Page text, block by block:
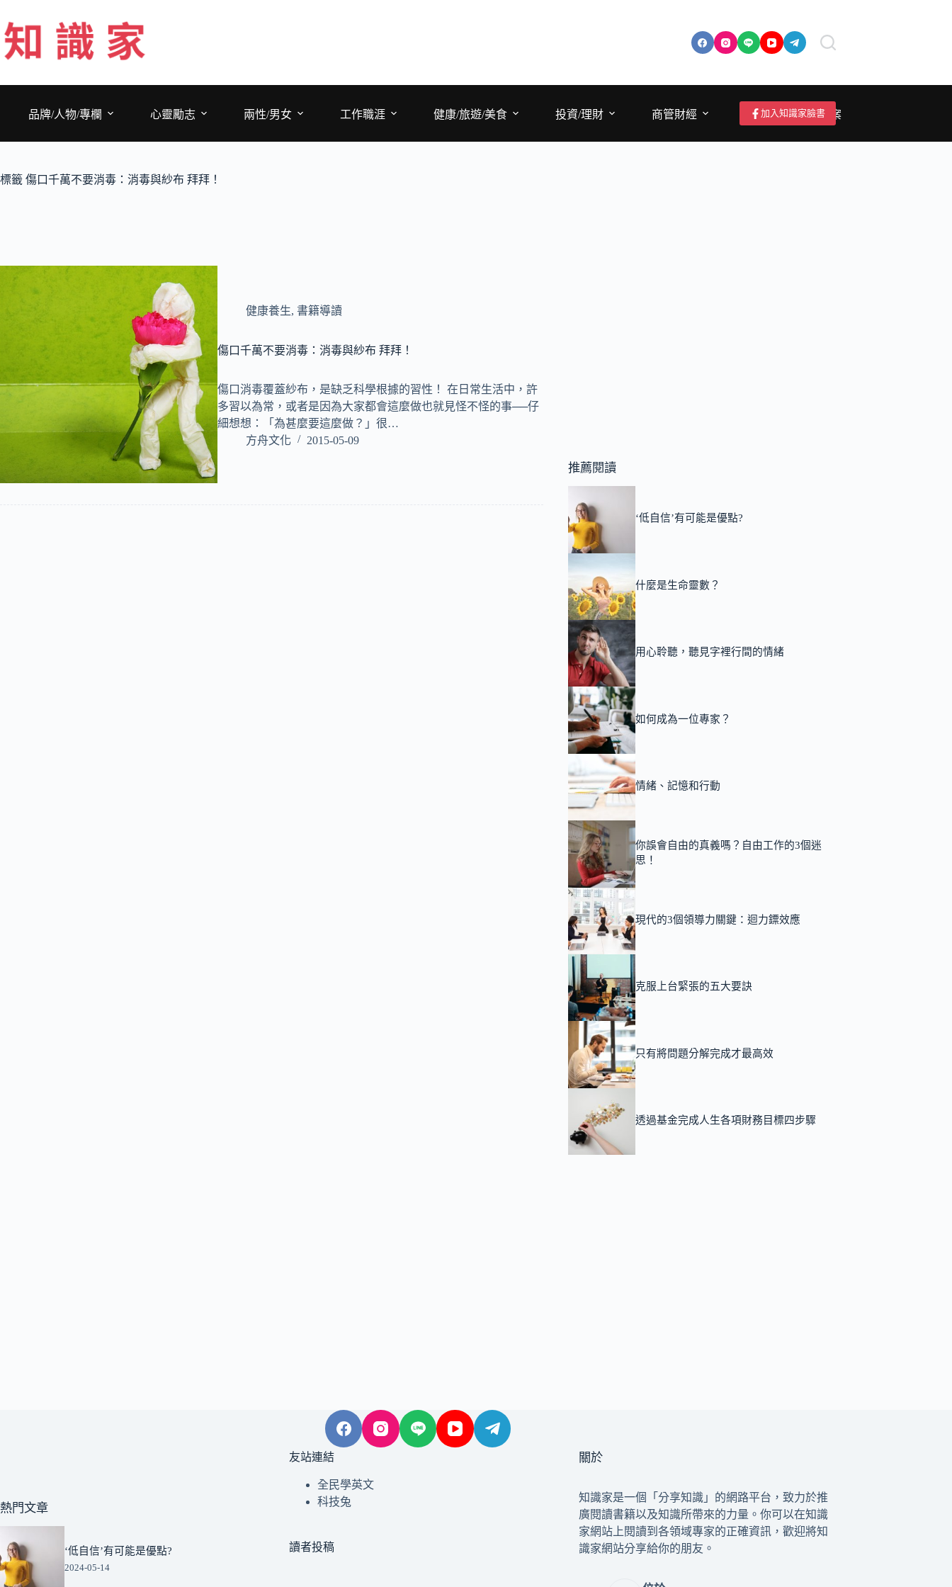
至
主
要
品牌/人物/專欄
心靈勵志 兩性/男女 工作職涯 健康/旅遊/美食 投資/理財 商管財經 成為作者/投稿/提案
加入知識家臉書
標籤 傷口千萬不要消毒：消毒與紗布 拜拜！
健康養生, 書籍導讀
傷口千萬不要消毒：消毒與紗布 拜拜！
傷口消毒覆蓋紗布，是缺乏科學根據的習性！ 在日常生活中，許
多習以為常，或者是因為大家都會這麼做也就見怪不怪的事──仔
細想想：「為甚麼要這麼做？」很…
方舟文化
2015-05-09
推薦閱讀
‘低自信’有可能是優點?
什麼是生命靈數？
用心聆聽，聽見字裡行間的情緒
如何成為一位專家？
情緒、記憶和行動
你誤會自由的真義嗎？自由工作的3個迷
思！
現代的3個領導力關鍵：迴力鏢效應
克服上台緊張的五大要訣
只有將問題分解完成才最高效
透過基金完成人生各項財務目標四步驟
熱門文章
‘低自信’有可能是優點?
2024-05-14
友站連結
全民學英文
科技兔
讀者投稿
關於
知識家是一個「分享知識」的網路平台，致力於推
廣閱讀書籍以及知識所帶來的力量。你可以在知識
家網站上閱讀到各領域專家的正確資訊，歡迎將知
識家網站分享給你的朋友。